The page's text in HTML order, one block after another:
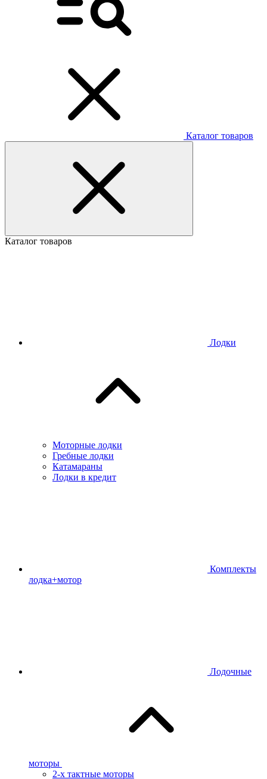
Каталог товаров
Каталог товаров
Лодки
Моторные лодки
Гребные лодки
Катамараны
Лодки в кредит
Комплекты
лодка+мотор
Лодочные
моторы
2-х тактные моторы